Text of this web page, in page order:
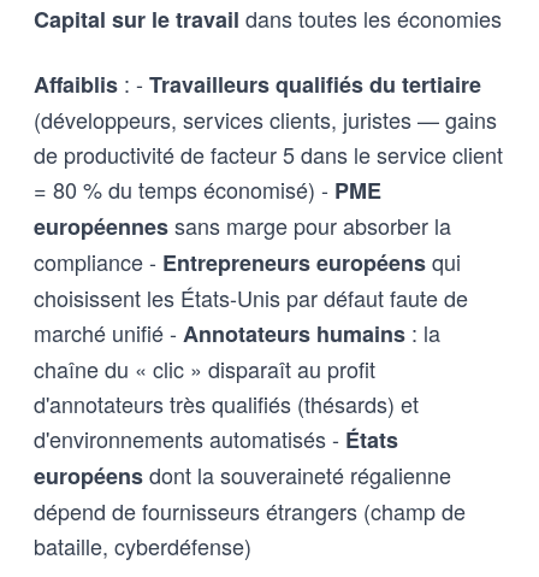
Capital sur le travail dans toutes les économies
Affaiblis : - Travailleurs qualifiés du tertiaire
(développeurs, services clients, juristes — gains
de productivité de facteur 5 dans le service client
= 80 % du temps économisé) - PME
européennessans marge pour absorber la
compliance - Entrepreneurs européensqui
choisissent les États-Unis par défaut faute de
marché unifié - Annotateurs humains : la
chaîne du « clic » disparaît au profit
d'annotateurs très qualifiés (thésards) et
d'environnements automatisés - États
européensdont la souveraineté régalienne
dépend de fournisseurs étrangers (champ de
bataille, cyberdéfense)